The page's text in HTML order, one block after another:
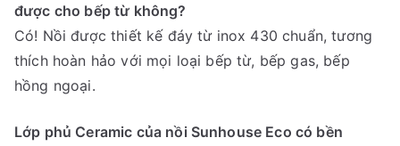
được cho bếp từ không?
Có! Nồi được thiết kế đáy từ inox 430 chuẩn, tương
thích hoàn hảo với mọi loại bếp từ, bếp gas, bếp
hồng ngoại.
Lớp phủ Ceramic của nồi Sunhouse Eco có bền